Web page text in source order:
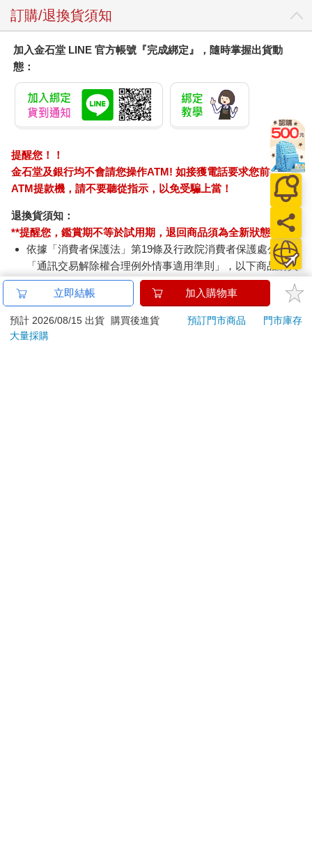
訂購/退換貨須知
加入金石堂 LINE 官方帳號『完成綁定』，隨時掌握出貨動
態：
提醒您！！
金石堂及銀行均不會請您操作ATM! 如接獲電話要求您前往
ATM提款機，請不要聽從指示，以免受騙上當！
退換貨須知：
**提醒您，鑑賞期不等於試用期，退回商品須為全新狀態**
依據「消費者保護法」第19條及行政院消費者保護處公告之
「通訊交易解除權合理例外情事適用準則」，以下商品購買
後，除商品本身有瑕疵外，將不提供7天的猶豫期：
易於腐敗、保存期限較短或解約時即將逾期。（如：生
鮮食品）
依消費者要求所為之客製化給付。（客製化商品）
立即結帳 加入購物車
預計 2026/08/15 出貨 購買後進貨 預訂門市商品
門市庫存
大量採購